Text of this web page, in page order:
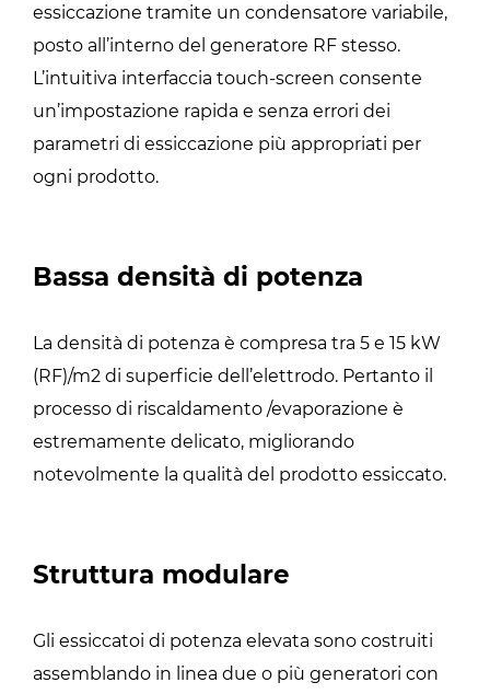
essiccazione tramite un condensatore variabile,
posto all’interno del generatore RF stesso.
L’intuitiva interfaccia touch-screen consente
un’impostazione rapida e senza errori dei
parametri di essiccazione più appropriati per
ogni prodotto.
Bassa densità di potenza
La densità di potenza è compresa tra 5 e 15 kW
(RF)/m2 di superficie dell’elettrodo. Pertanto il
processo di riscaldamento /evaporazione è
estremamente delicato, migliorando
notevolmente la qualità del prodotto essiccato.
Struttura modulare
Gli essiccatoi di potenza elevata sono costruiti
assemblando in linea due o più generatori con